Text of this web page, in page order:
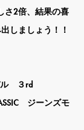
さ2倍、結果の喜
しましょう！！
ル ３rd
ジーンズモ